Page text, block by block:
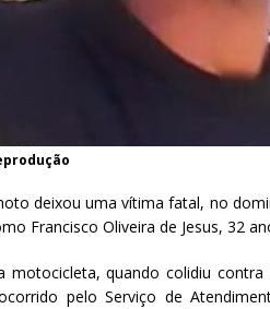
deixou uma vítima fatal, no
Francisco Oliveira de Jesus, 32
motocicleta, quando colidiu
pelo Serviço de